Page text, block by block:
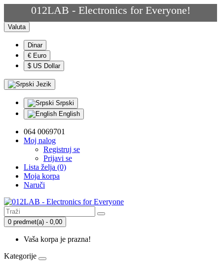
012LAB - Electronics for Everyone!
Valuta
Dinar
€ Euro
$ US Dollar
Jezik
Srpski
English
064 0069701
Moj nalog
Registruj se
Prijavi se
Lista želja (0)
Moja korpa
Naruči
0 predmet(a) - 0,00
Vaša korpa je prazna!
Kategorije